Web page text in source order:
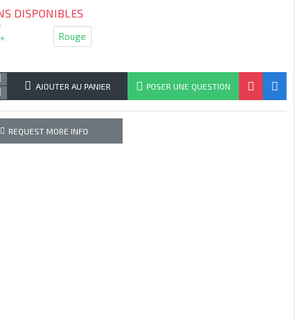
DISPONIBLES
Rouge
AJOUTER AU PANIER POSER UNE QUESTION
REQUEST MORE INFO